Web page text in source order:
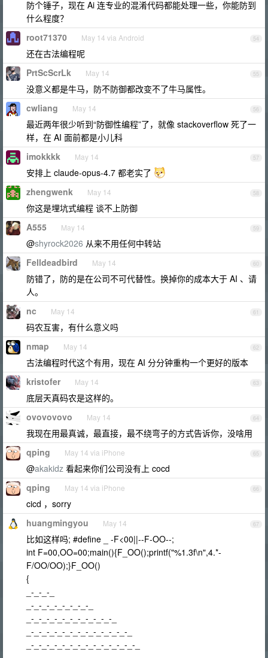
防个锤子，现在 Ai 连专业的混淆代码都能处理一些，你能防到
什么程度？
54
root71370 May 14 via Android
还在古法编程呢
55
PrtScScrLk May 14
没意义都是牛马，防不防御都改变不了牛马属性。
56
cwliang May 14
最近两年很少听到“防御性编程”了，就像 stackoverflow 死了一
样，在 AI 面前都是小儿科
57
imokkkk May 14
安排上 claude-opus-4.7 都老实了
58
zhengwenk May 14
你这是埋坑式编程 谈不上防御
59
A555 May 14
@shyrock2026 从来不用任何中转站
60
Felldeadbird May 14
防错了，防的是在公司不可代替性。换掉你的成本大于 AI 、请
人。
61
nc May 14
码农互害，有什么意义吗
62
nmap May 14
古法编程时代这个有用，现在 AI 分分钟重构一个更好的版本
63
kristofer May 14
底层天真码农是这样的。
64
ovovovovo May 14
我现在用最真诚，最直接，最不绕弯子的方式告诉你，没啥用
65
qping May 14 via iPhone
@akakidz 看起来你们公司没有上 cocd
66
qping May 14 via iPhone
cicd ，sorry
67
huangmingyou May 14
比如这样吗; #define _ -F<00||--F-OO--;
int F=00,OO=00;main(){F_OO();printf("%1.3f\n",4.*-
F/OO/OO);}F_OO()
{
_-_-_-_
_-_-_-_-_-_-_-_-_
_-_-_-_-_-_-_-_-_-_-_-_
_-_-_-_-_-_-_-_-_-_-_-_-_-_
_-_-_-_-_-_-_-_-_-_-_-_-_-_-_